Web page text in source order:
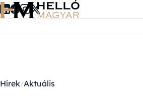
Ugrás a tartalomra
Hírek Aktuális